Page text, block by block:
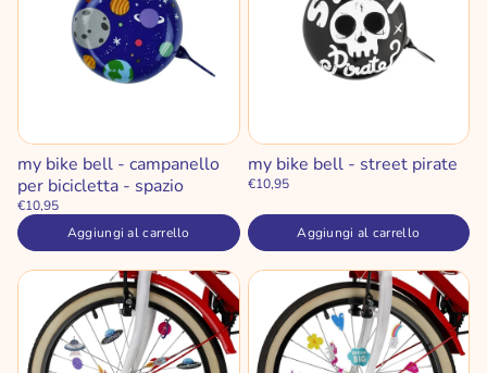
my bike bell - campanello
per bicicletta - spazio
€10,95
Aggiungi al carrello
my bike bell - street pirate
€10,95
Aggiungi al carrello